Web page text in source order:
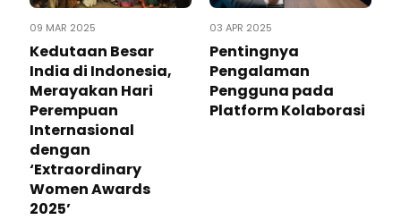
09 MAR 2025
Kedutaan Besar
India di Indonesia,
Merayakan Hari
Perempuan
Internasional
dengan
‘Extraordinary
Women Awards
2025’
03 APR 2025
Pentingnya
Pengalaman
Pengguna pada
Platform Kolaborasi